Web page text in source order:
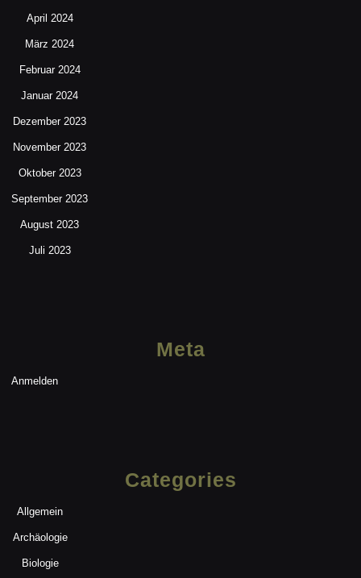
April 2024
März 2024
Februar 2024
Januar 2024
Dezember 2023
November 2023
Oktober 2023
September 2023
August 2023
Juli 2023
Meta
Anmelden
Categories
Allgemein
Archäologie
Biologie